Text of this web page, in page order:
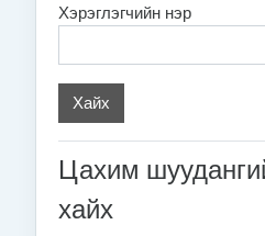
Хэрэглэгчийн нэр
Цахим
хайх